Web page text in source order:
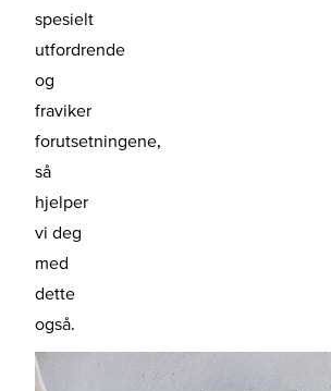
spesielt
utfordrende
og
fraviker
forutsetningene,
så
hjelper
vi deg
med
dette
også.